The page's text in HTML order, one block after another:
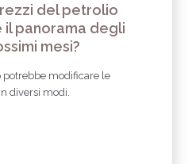
del petrolio
panorama degli
mesi?
potrebbe modificare le
diversi modi.